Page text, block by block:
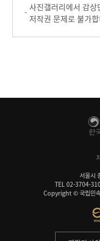
사진갤러리에서 감
저작권 문제로 불가
서울시
TEL 02-3704-
Copyright © 국립민